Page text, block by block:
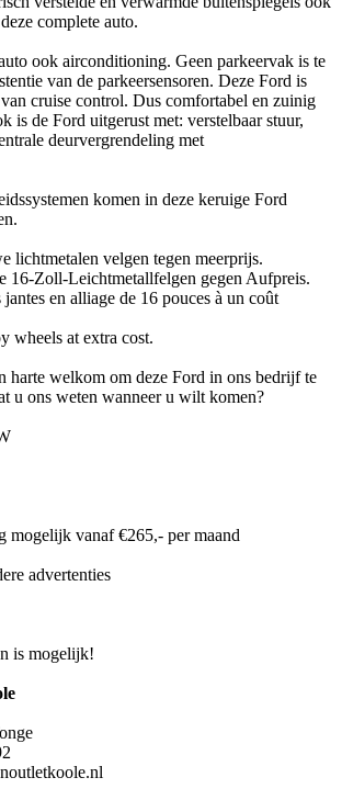
complete auto.
ook airconditioning. Geen parkeervak is te
van de parkeersensoren. Deze Ford is
cruise control. Dus comfortabel en zuinig
is de Ford uitgerust met: verstelbaar stuur,
deurvergrendeling met
komen in deze keruige Ford
lichtmetalen velgen tegen meerprijs.
16-Zoll-Leichtmetallfelgen gegen Aufpreis.
en alliage de 16 pouces à un coût
wheels at extra cost.
harte welkom om deze Ford in ons bedrijf te
u ons weten wanneer u wilt komen?
mogelijk vanaf €265,- per maand
advertenties
is mogelijk!